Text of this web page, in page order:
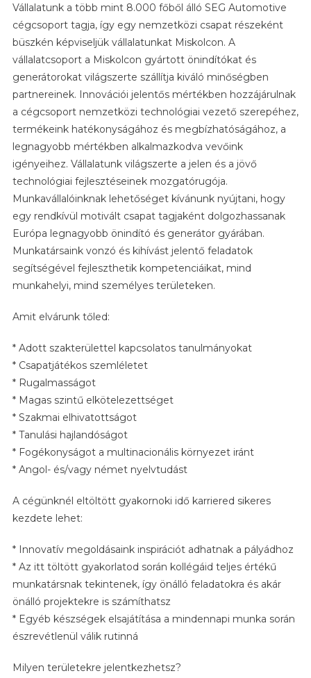
Hungary
Kft.)
Vállalatunk a több mint 8.000 főből álló SEG Automotive
cégcsoport tagja, így egy nemzetközi csapat részeként
büszkén képviseljük vállalatunkat Miskolcon. A
vállalatcsoport a Miskolcon gyártott önindítókat és
generátorokat világszerte szállítja kiváló minőségben
partnereinek. Innovációi jelentős mértékben hozzájárulnak
a cégcsoport nemzetközi technológiai vezető szerepéhez,
termékeink hatékonyságához és megbízhatóságához, a
legnagyobb mértékben alkalmazkodva vevőink
igényeihez. Vállalatunk világszerte a jelen és a jövő
technológiai fejlesztéseinek mozgatórugója.
Munkavállalóinknak lehetőséget kívánunk nyújtani, hogy
egy rendkívül motivált csapat tagjaként dolgozhassanak
Európa legnagyobb önindító és generátor gyárában.
Munkatársaink vonzó és kihívást jelentő feladatok
segítségével fejleszthetik kompetenciáikat, mind
munkahelyi, mind személyes területeken.
Amit elvárunk tőled:
* Adott szakterülettel kapcsolatos tanulmányokat
* Csapatjátékos szemléletet
* Rugalmasságot
* Magas szintű elkötelezettséget
* Szakmai elhivatottságot
* Tanulási hajlandóságot
* Fogékonyságot a multinacionális környezet iránt
* Angol- és/vagy német nyelvtudást
A cégünknél eltöltött gyakornoki idő karriered sikeres
kezdete lehet:
* Innovatív megoldásaink inspirációt adhatnak a pályádhoz
* Az itt töltött gyakorlatod során kollégáid teljes értékű
munkatársnak tekintenek, így önálló feladatokra és akár
önálló projektekre is számíthatsz
* Egyéb készségek elsajátítása a mindennapi munka során
észrevétlenül válik rutinná
Milyen területekre jelentkezhetsz?